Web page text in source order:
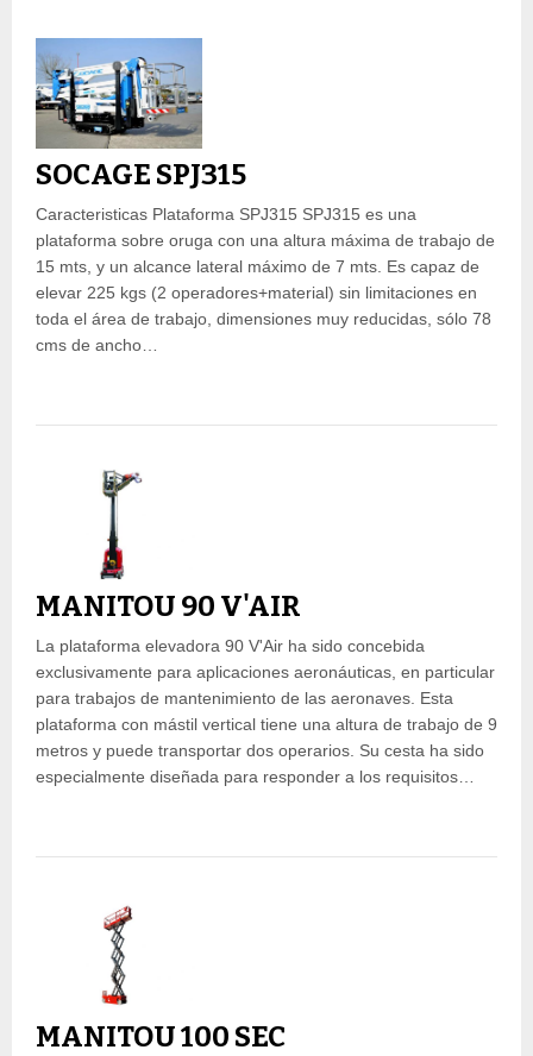
SOCAGE SPJ315
Caracteristicas Plataforma SPJ315 SPJ315 es una
plataforma sobre oruga con una altura máxima de trabajo de
15 mts, y un alcance lateral máximo de 7 mts. Es capaz de
elevar 225 kgs (2 operadores+material) sin limitaciones en
toda el área de trabajo, dimensiones muy reducidas, sólo 78
cms de ancho…
MANITOU 90 V'AIR
La plataforma elevadora 90 V'Air ha sido concebida
exclusivamente para aplicaciones aeronáuticas, en particular
para trabajos de mantenimiento de las aeronaves. Esta
plataforma con mástil vertical tiene una altura de trabajo de 9
metros y puede transportar dos operarios. Su cesta ha sido
especialmente diseñada para responder a los requisitos…
MANITOU 100 SEC